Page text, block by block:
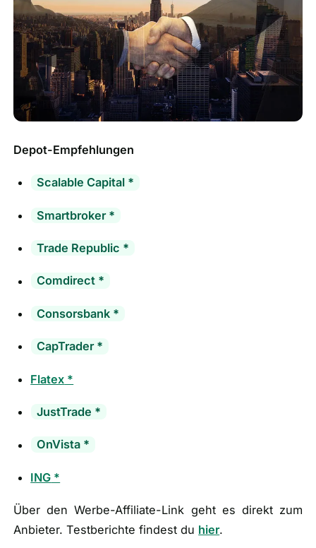
Depot-Empfehlungen
Scalable Capital*
Smartbroker*
Trade Republic *
Comdirect*
Consorsbank*
CapTrader*
Flatex *
JustTrade *
OnVista*
ING *
Über den Werbe-Affiliate-Link geht es direkt zum
Anbieter. Testberichte findest du hier.